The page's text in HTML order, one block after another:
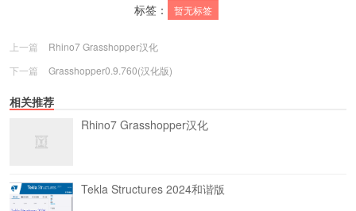
标签： 暂无标签
上一篇
Rhino7 Grasshopper汉化
下一篇
Grasshopper0.9.760(汉化版)
相关推荐
Rhino7 Grasshopper汉化
Tekla Structures 2024和谐版